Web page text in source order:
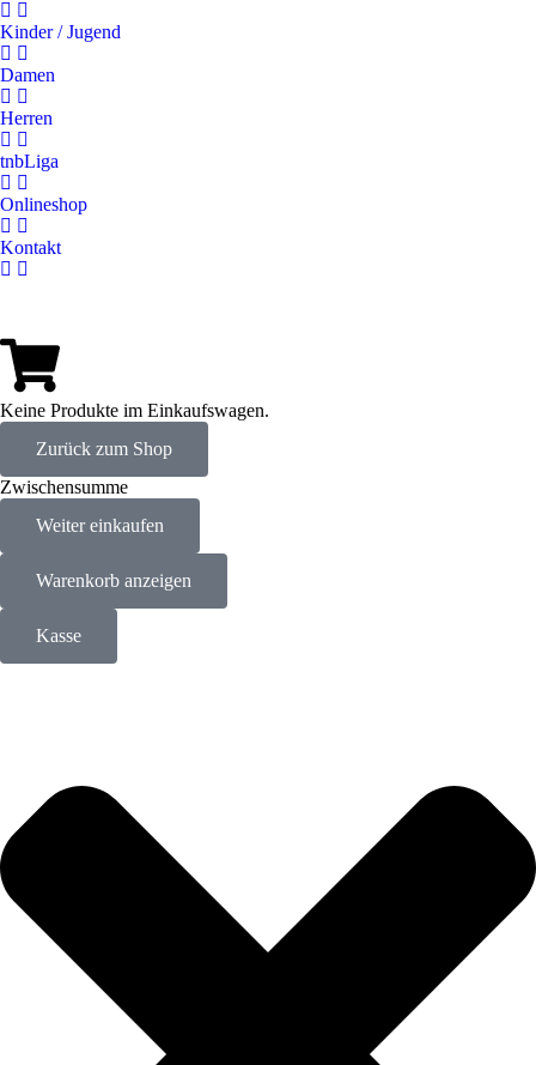
Kinder / Jugend
Damen
Herren
tnbLiga
Onlineshop
Kontakt
Keine Produkte im Einkaufswagen.
Zurück zum Shop
Zwischensumme
Weiter einkaufen
Warenkorb anzeigen
Kasse